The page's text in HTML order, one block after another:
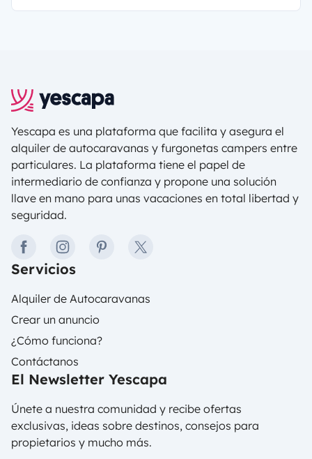
Yescapa es una plataforma que facilita y asegura el
alquiler de autocaravanas y furgonetas campers entre
particulares. La plataforma tiene el papel de
intermediario de confianza y propone una solución
llave en mano para unas vacaciones en total libertad y
seguridad.
facebookinstagrampinteresttwitter
Servicios
Alquiler de Autocaravanas
Crear un anuncio
¿Cómo funciona?
Contáctanos
El Newsletter Yescapa
Únete a nuestra comunidad y recibe ofertas
exclusivas, ideas sobre destinos, consejos para
propietarios y mucho más.